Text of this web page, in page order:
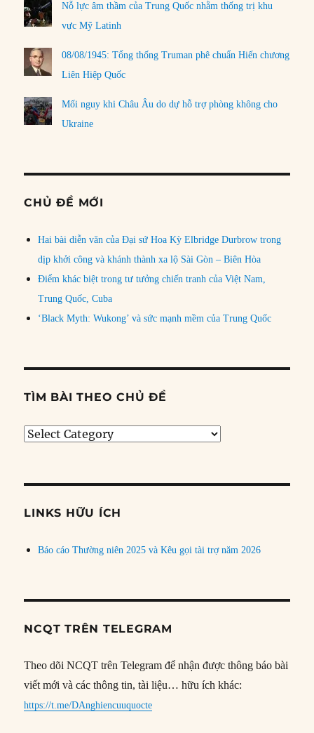
Nỗ lực âm thầm của Trung Quốc nhằm thống trị khu
vực Mỹ Latinh
08/08/1945: Tổng thống Truman phê chuẩn Hiến chương
Liên Hiệp Quốc
Mối nguy khi Châu Âu do dự hỗ trợ phòng không cho
Ukraine
CHỦ ĐỀ MỚI
Hai bài diễn văn của Đại sứ Hoa Kỳ Elbridge Durbrow trong
dịp khởi công và khánh thành xa lộ Sài Gòn – Biên Hòa
Điểm khác biệt trong tư tưởng chiến tranh của Việt Nam,
Trung Quốc, Cuba
‘Black Myth: Wukong’ và sức mạnh mềm của Trung Quốc
TÌM BÀI THEO CHỦ ĐỀ
Tìm
đề
LINKS HỮU ÍCH
Báo cáo Thường niên 2025 và Kêu gọi tài trợ năm 2026
NCQT TRÊN TELEGRAM
Theo dõi NCQT trên Telegram để nhận được thông báo bài
viết mới và các thông tin, tài liệu… hữu ích khác:
https://t.me/DAnghiencuuquocte